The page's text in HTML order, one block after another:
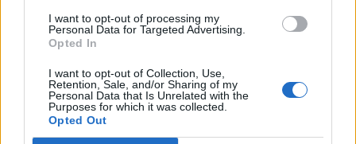
I want to opt-out of processing my
Personal Data for Targeted Advertising.
Opted In
I want to opt-out of Collection, Use,
Retention, Sale, and/or Sharing of my
Personal Data that Is Unrelated with the
Purposes for which it was collected.
Opted Out
PSD
AUR
PMP (Tomac)
Forța Dreptei (L. Orban)
PNȚMM